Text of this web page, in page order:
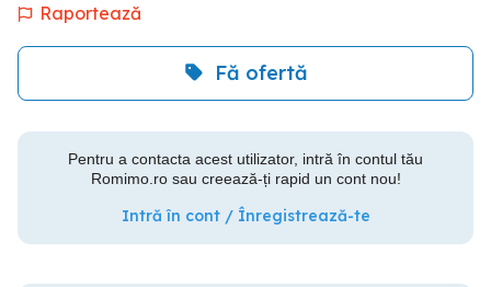
Raportează
Fă ofertă
Pentru a contacta acest utilizator, intră în contul tău
Romimo.ro sau creează-ți rapid un cont nou!
Intră în cont / Înregistrează-te